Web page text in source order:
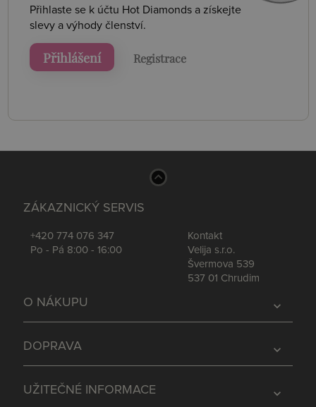
Přihlaste se k účtu Hot Diamonds a získejte
slevy a výhody členství.
Přihlášení Registrace
ZÁKAZNICKÝ SERVIS
+420 774 076 347
Po - Pá 8:00 - 16:00
Kontakt
Velija s.r.o.
Švermova 539
537 01 Chrudim
expand_more
O NÁKUPU
expand_more
DOPRAVA
expand_more
UŽITEČNÉ INFORMACE